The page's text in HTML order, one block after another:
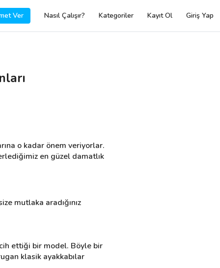
Ver Nasıl Çalışır? Kategoriler Kayıt Ol Giriş Yap
o kadar önem veriyorlar.
en güzel damatlık
mutlaka aradığınız
ettiği bir model. Böyle bir
klasik ayakkabılar